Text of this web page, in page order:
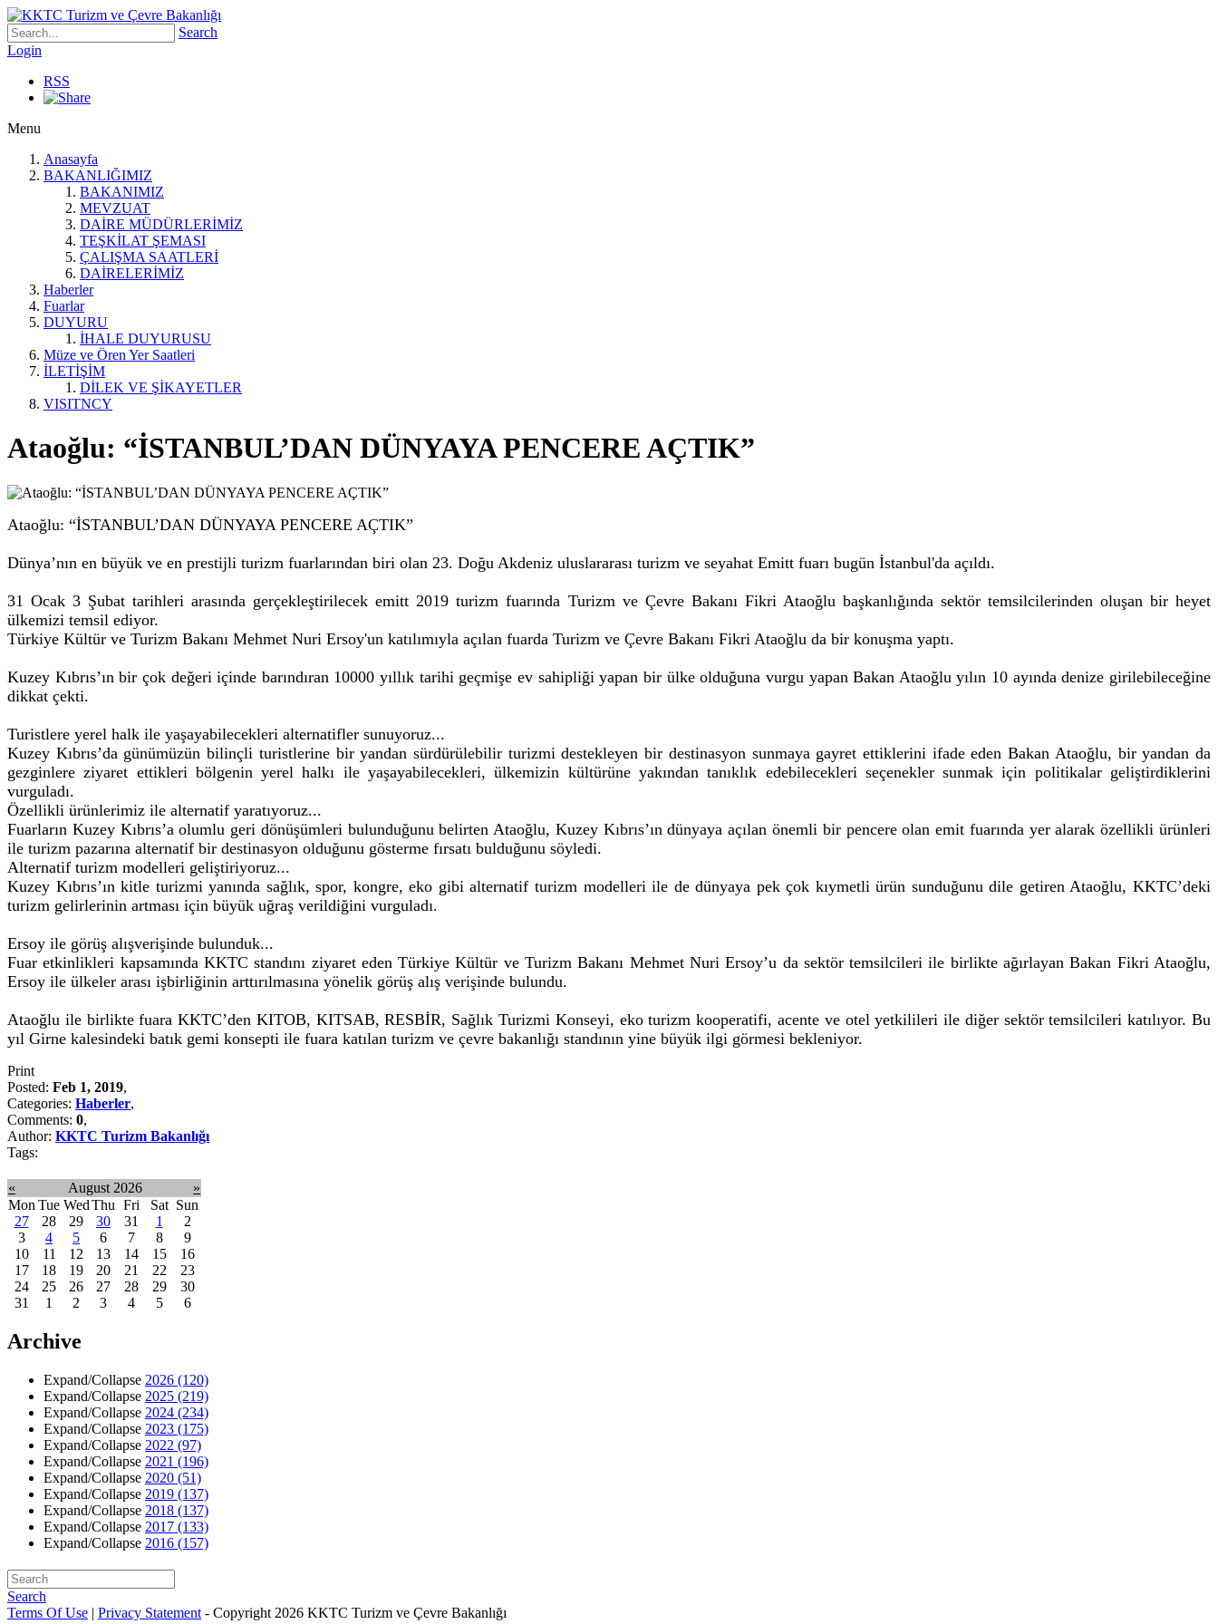
Search
Login
RSS
Menu
Anasayfa
BAKANLIĞIMIZ
BAKANIMIZ
MEVZUAT
DAİRE MÜDÜRLERİMİZ
TEŞKİLAT ŞEMASI
ÇALIŞMA SAATLERİ
DAİRELERİMİZ
Haberler
Fuarlar
DUYURU
İHALE DUYURUSU
Müze ve Ören Yer Saatleri
İLETİŞİM
DİLEK VE ŞİKAYETLER
VISITNCY
Ataoğlu: “İSTANBUL’DAN DÜNYAYA PENCERE AÇTIK”
Ataoğlu: “İSTANBUL’DAN DÜNYAYA PENCERE AÇTIK”
Dünya’nın en büyük ve en prestijli turizm fuarlarından biri olan 23. Doğu Akdeniz uluslararası turizm ve seyahat Emitt fuarı bugün İstanbul'da açıldı.
31 Ocak 3 Şubat tarihleri arasında gerçekleştirilecek emitt 2019 turizm fuarında Turizm ve Çevre Bakanı Fikri Ataoğlu başkanlığında sektör temsilcilerinden oluşan bir heyet
ülkemizi temsil ediyor.
Türkiye Kültür ve Turizm Bakanı Mehmet Nuri Ersoy'un katılımıyla açılan fuarda Turizm ve Çevre Bakanı Fikri Ataoğlu da bir konuşma yaptı.
Kuzey Kıbrıs’ın bir çok değeri içinde barındıran 10000 yıllık tarihi geçmişe ev sahipliği yapan bir ülke olduğuna vurgu yapan Bakan Ataoğlu yılın 10 ayında denize girilebileceğine
dikkat çekti.
Turistlere yerel halk ile yaşayabilecekleri alternatifler sunuyoruz...
Kuzey Kıbrıs’da günümüzün bilinçli turistlerine bir yandan sürdürülebilir turizmi destekleyen bir destinasyon sunmaya gayret ettiklerini ifade eden Bakan Ataoğlu, bir yandan da
gezginlere ziyaret ettikleri bölgenin yerel halkı ile yaşayabilecekleri, ülkemizin kültürüne yakından tanıklık edebilecekleri seçenekler sunmak için politikalar geliştirdiklerini
vurguladı.
Özellikli ürünlerimiz ile alternatif yaratıyoruz...
Fuarların Kuzey Kıbrıs’a olumlu geri dönüşümleri bulunduğunu belirten Ataoğlu, Kuzey Kıbrıs’ın dünyaya açılan önemli bir pencere olan emit fuarında yer alarak özellikli ürünleri
ile turizm pazarına alternatif bir destinasyon olduğunu gösterme fırsatı bulduğunu söyledi.
Alternatif turizm modelleri geliştiriyoruz...
Kuzey Kıbrıs’ın kitle turizmi yanında sağlık, spor, kongre, eko gibi alternatif turizm modelleri ile de dünyaya pek çok kıymetli ürün sunduğunu dile getiren Ataoğlu, KKTC’deki
turizm gelirlerinin artması için büyük uğraş verildiğini vurguladı.
Ersoy ile görüş alışverişinde bulunduk...
Fuar etkinlikleri kapsamında KKTC standını ziyaret eden Türkiye Kültür ve Turizm Bakanı Mehmet Nuri Ersoy’u da sektör temsilcileri ile birlikte ağırlayan Bakan Fikri Ataoğlu,
Ersoy ile ülkeler arası işbirliğinin arttırılmasına yönelik görüş alış verişinde bulundu.
Ataoğlu ile birlikte fuara KKTC’den KITOB, KITSAB, RESBİR, Sağlık Turizmi Konseyi, eko turizm kooperatifi, acente ve otel yetkilileri ile diğer sektör temsilcileri katılıyor. Bu
yıl Girne kalesindeki batık gemi konsepti ile fuara katılan turizm ve çevre bakanlığı standının yine büyük ilgi görmesi bekleniyor.
Print
Posted: Feb 1, 2019,
Categories: Haberler,
Comments: 0,
Author: KKTC Turizm Bakanlığı
Tags:
« August 2026
»
Mon Tue WedThu Fri Sat Sun
27
28 29 30 31 1
2
3
4 5 6 7 8
9
10
11 12 13 14 15
16
17
18 19 20 21 22
23
24
25 26 27 28 29
30
31
1 2 3 4 5 6
Archive
Expand/Collapse 2026 (120)
Expand/Collapse 2025 (219)
Expand/Collapse 2024 (234)
Expand/Collapse 2023 (175)
Expand/Collapse 2022 (97)
Expand/Collapse 2021 (196)
Expand/Collapse 2020 (51)
Expand/Collapse 2019 (137)
Expand/Collapse 2018 (137)
Expand/Collapse 2017 (133)
Expand/Collapse 2016 (157)
Search
Terms Of Use | Privacy Statement - Copyright 2026 KKTC Turizm ve Çevre Bakanlığı